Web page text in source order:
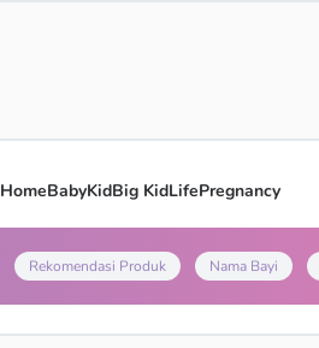
HomeBabyKidBig KidLifePregnancy
Rekomendasi Produk Nama Bayi